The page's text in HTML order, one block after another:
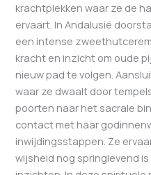
krachtplekken waar ze de
ervaart. In Andalusië
een intense
kracht en inzicht om oude
nieuw pad te volgen.
waar ze dwaalt door
poorten naar het sacrale
contact met haar
inwijdingsstappen. Ze
wijsheid nog springlevend